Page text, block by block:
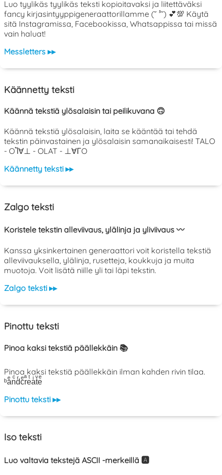
Luo tyylikäs tyylikäs teksti kopioitavaksi ja liitettäväksi
fancy kirjasintyyppigeneraattorillamme (˘ ³˘) 💕💯 Käytä
sitä Instagramissa, Facebookissa, Whatsappissa tai missä
vain haluat!
Messletters ▸▸
Käännetty teksti
Käännä tekstiä ylösalaisin tai peilikuvana 🙃
Käännä tekstiä ylösalaisin, laita se kääntää tai tehdä
tekstin päinvastainen ja ylösalaisin samanaikaisesti! TALO
- OႨ∀⊥ - OLAT - ⊥∀ΓO
Käännetty teksti ▸▸
Zalgo teksti
Koristele tekstin alleviivaus, ylälinja ja yliviivaus 〰️
Kanssa yksinkertainen generaattori voit koristella tekstiä
alleviivauksella, ylälinja, rusetteja, koukkuja ja muita
muotoja. Voit lisätä niille yli tai läpi tekstin.
Zalgo teksti ▸▸
Pinottu teksti
Pinoa kaksi tekstiä päällekkäin 📚
Pinoa kaksi tekstiä päällekkäin ilman kahden rivin tilaa.
ᵇaͤnͨdͬcͤrͣeͭaͥtͮeͤ
Pinottu teksti ▸▸
Iso teksti
Luo valtavia tekstejä ASCII -merkeillä 🅰️